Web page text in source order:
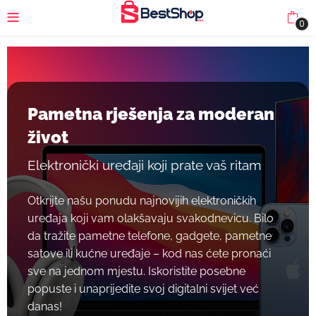
0
Pametna rješenja za moderan
život
Elektronički uređaji koji prate vaš ritam
Otkrijte našu ponudu najnovijih elektroničkih
uređaja koji vam olakšavaju svakodnevicu. Bilo
da tražite pametne telefone, gadgete, pametne
satove ili kućne uređaje – kod nas ćete pronaći
sve na jednom mjestu. Iskoristite posebne
popuste i unaprijedite svoj digitalni svijet već
danas!